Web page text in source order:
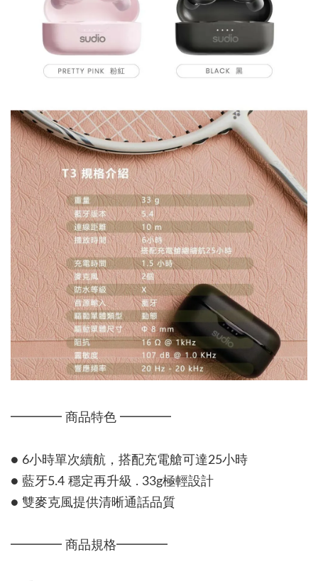
━━━━ 商品特色 ━━━━
● 6小時單次續航，搭配充電艙可達25小時
● 藍牙5.4 穩定再升級 . 33g極輕設計
● 雙麥克風提供清晰通話品質
━━━━ 商品規格━━━━